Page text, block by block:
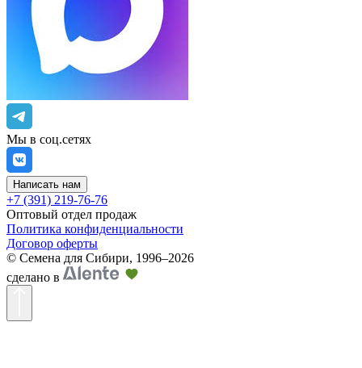
Мы в соц.сетях
Написать нам
+7 (391) 219-76-76
Оптовый отдел продаж
Политика конфиденциальности
Договор оферты
© Семена для Сибири, 1996–2026
сделано в